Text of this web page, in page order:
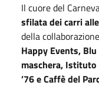
Il cuore del
sfilata dei carri
della
Happy Events,
maschera, Istituto
’76 e Caffè del